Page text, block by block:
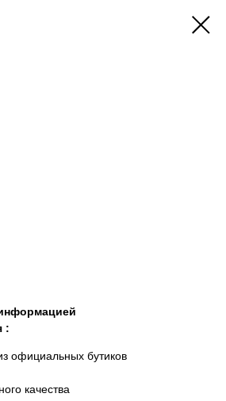
:
официальных бутиков
качества